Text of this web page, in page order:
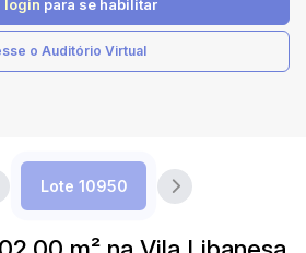
login para se habilitar
o Auditório Virtual